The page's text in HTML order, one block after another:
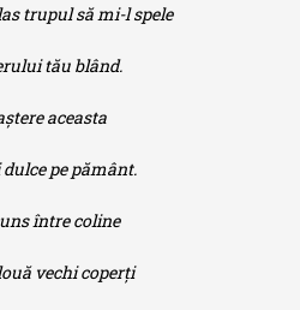
să mi-l spele
tău blând.
aceasta
pe pământ.
între coline
vechi coperţi